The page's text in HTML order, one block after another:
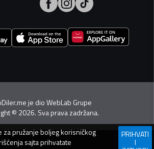
je dioWebLab Grupe
© 2026. Sva prava zadržana.
za pružanje boljeg korisničkog
sajta prihvatate
PRIHVATI
I